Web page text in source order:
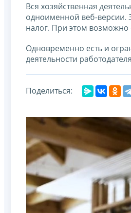
Вся хозяйственная
одноименной веб-версии.
налог. При этом возможно
Одновременно есть и
деятельности
Поделиться: